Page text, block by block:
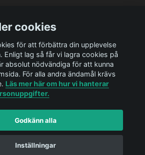
Shop ABPowered by Quickbutik
cookies
för att förbättra din upplevelse
Enligt lag så får vi lagra cookies på
absolut nödvändiga för att kunna
För alla andra ändamål krävs
Läs mer här om hur vi hanterar
Godkänn alla
Inställningar